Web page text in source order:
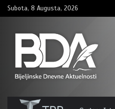
Skip
to
Subota, 8 Augusta, 2026
BNDAN.com